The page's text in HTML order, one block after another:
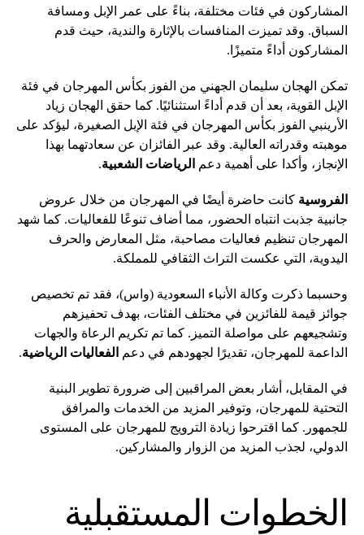
المشاركون في فئات مختلفة، بناءً على عمر الإبل ومسافة
السباق. وقد تميزت المنافسات بالإثارة والندية، حيث قدم
المشاركون أداءً متميزًا.
تمكن الهجان سليمان الجهني من الفوز بكأس المهرجان في فئة
الإبل القوية، بعد أن قدم أداءً استثنائيًا. كما حقق الهجان زياد
الأرينبي الفوز بكأس المهرجان في فئة الإبل الصغيرة، ليؤكد على
موهبته وقدراته العالية. وقد عبر الفائزان عن سعادتهما بهذا
الإنجاز، وأكدا على أهمية دعم
الرياضات الشعبية.
الفروسية كانت حاضرة أيضًا في المهرجان من خلال عروض
جانبية جذبت انتباه الحضور، مما أضاف تنوعًا للفعاليات. كما شهد
المهرجان تنظيم فعاليات مصاحبة، مثل المعارض والحرف
اليدوية، التي عكست التراث الثقافي للمملكة.
وحسبما ذكرت وكالة الأنباء السعودية (واس)، فقد تم تخصيص
جوائز قيمة للفائزين في مختلف الفئات، بهدف تحفيزهم
وتشجيعهم على مواصلة التميز. كما تم تكريم الرعاة والجهات
الداعمة للمهرجان، تقديرًا لجهودهم في دعم
الفعاليات الرياضية.
في المقابل، أشار بعض المراقبين إلى ضرورة تطوير البنية
التحتية للمهرجان، وتوفير المزيد من الخدمات والمرافق
للجمهور. كما اقترحوا زيادة الترويج للمهرجان على المستوى
الدولي، لجذب المزيد من الزوار والمشاركين.
الخطوات المستقبلية